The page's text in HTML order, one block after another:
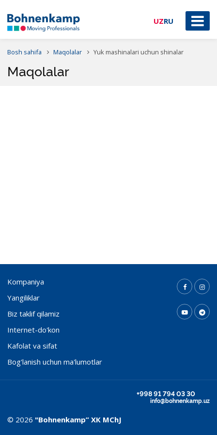
UZRU
Bosh sahifa Maqolalar Yuk mashinalari uchun shinalar
Maqolalar
Kompaniya
Yangiliklar
Biz taklif qilamiz
Internet-do'kon
Kafolat va sifat
Bog'lanish uchun ma'lumotlar
+998 91 794 03 30
info@bohnenkamp.uz
© 2026 "Bohnenkamp” ХК MChJ